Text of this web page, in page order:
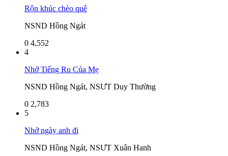
Rộn khúc chèo quê
NSND Hồng Ngát
0 4,552
4
Nhớ Tiếng Ru Của Mẹ
NSND Hồng Ngát, NSƯT Duy Thường
0 2,783
5
Nhớ ngày anh đi
NSND Hồng Ngát, NSƯT Xuân Hanh